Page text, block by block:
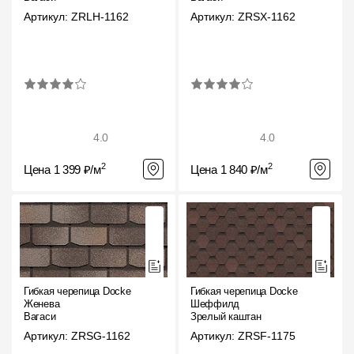
Фасадные панели
Мягкая кровля
Ламинированная черепица
Комплектующие к кровле
Артикул: ZRLH-1162
4.0
Цена 1 399 ₽/м2
Артикул: ZRSX-1162
4.0
Цена 1 840 ₽/м2
Гибкая черепица Docke
Женева
Вагаси
Артикул: ZRSG-1162
Гибкая черепица Docke
Шеффилд
Зрелый каштан
Артикул: ZRSF-1175